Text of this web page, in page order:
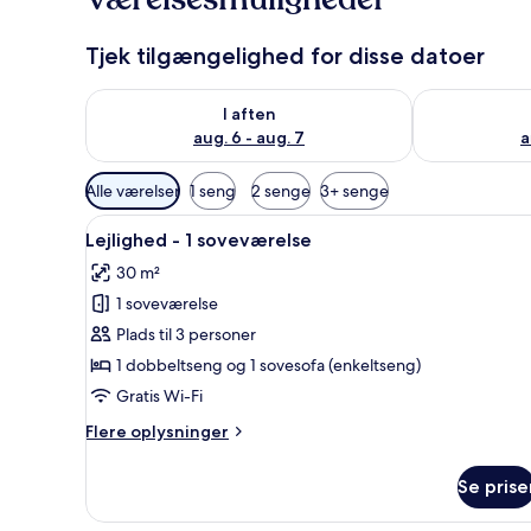
Tjek tilgængelighed for disse datoer
I aften
aug. 6 - aug. 7
Tjek tilgængelighed for i aften aug. 6 - aug. 7
Tjek
Tilgængelige
filtre
for
værelser
Alle værelser 1 seng 2 senge 3+ senge
Indlæs
alle
billeder
af
Lejlighed
-
1
Et hyggeligt rum med en
3
Lejlighed - 1 soveværelse
30 m²
1 soveværelse
Plads til 3 personer
1 dobbeltseng og 1 sovesofa (enkeltseng)
Gratis Wi-Fi
Flere oplysninger
Flere
-
Se